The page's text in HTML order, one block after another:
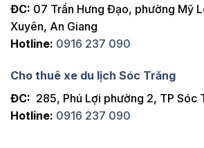
ĐC: 07 Trần Hưng Đạo, phường Mỹ
Xuyên, An Giang
Hotline: 0916 237 090
Cho thuê xe du lịch Sóc Trăng
ĐC: 285, Phú Lợi phường 2, TP Sóc
Hotline: 0916 237 090